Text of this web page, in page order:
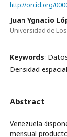
http://orcid.org/
Juan Ygnacio
Universidad de
Keywords:
Densidad
Abstract
Venezuela
mensual